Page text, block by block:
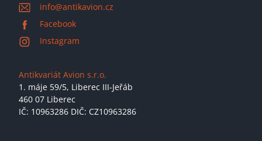
info@antikavion.cz
Facebook
Instagram
Antikvariát Avion s.r.o.
1. máje 59/5, Liberec III-Jeřáb
460 07 Liberec
IČ: 10963286 DIČ: CZ10963286